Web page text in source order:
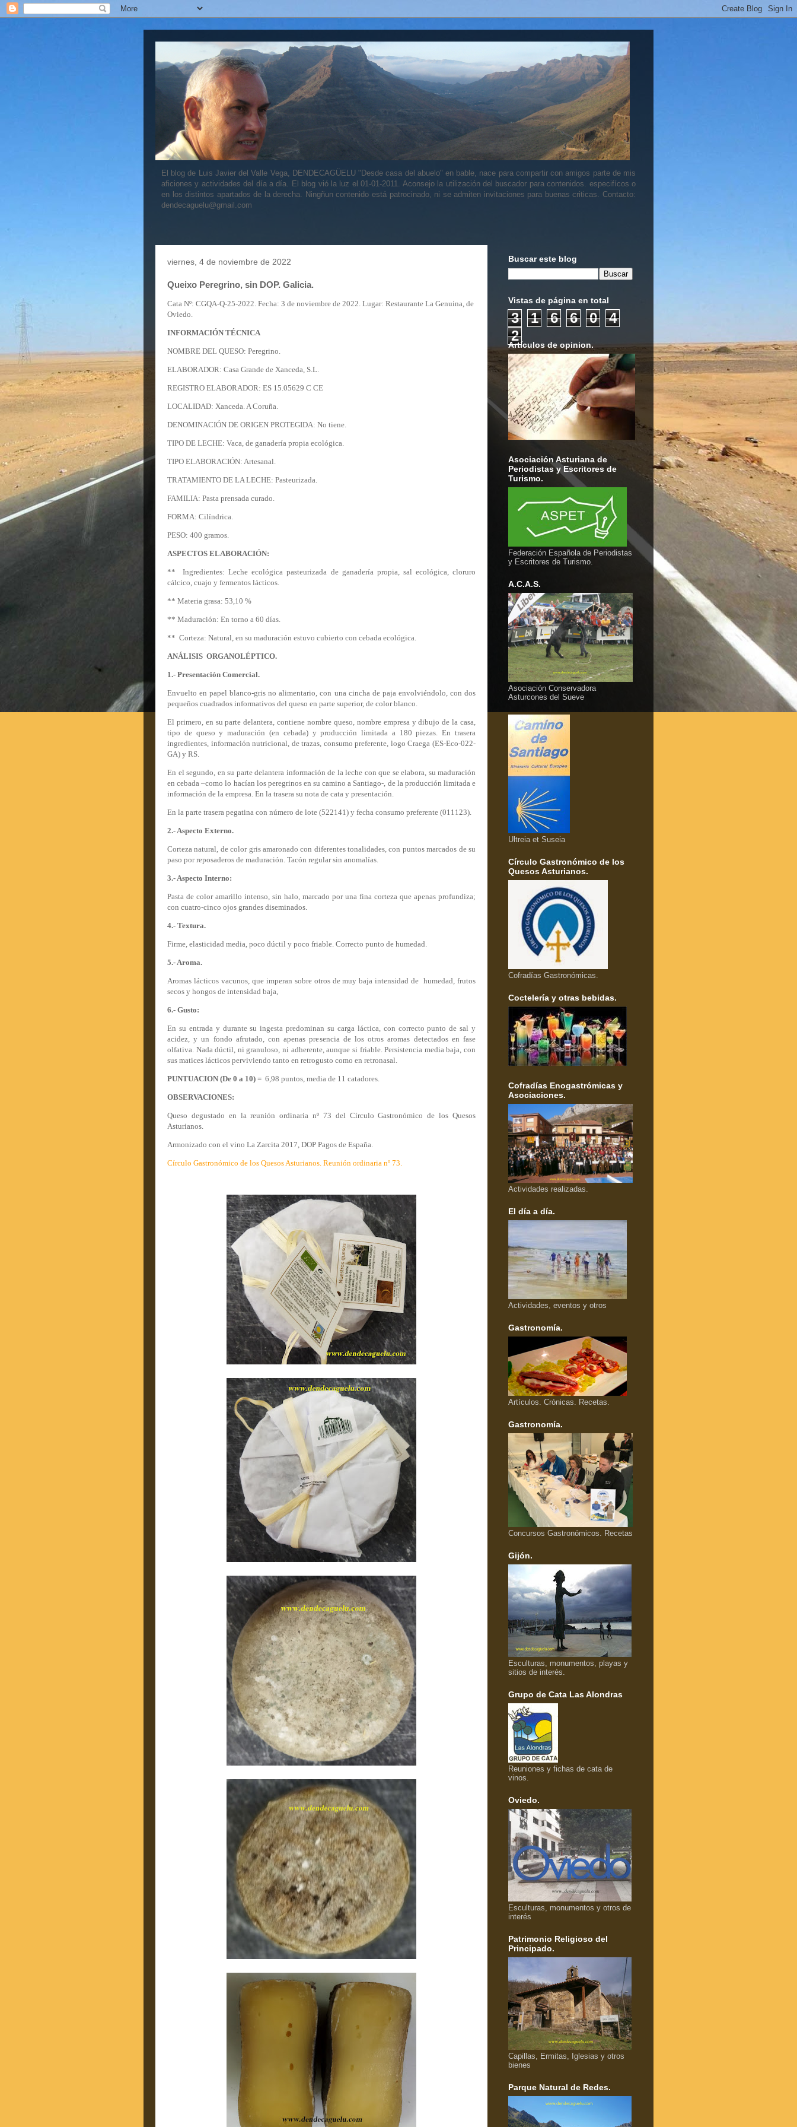
El blog de Luis Javier del Valle Vega, DENDECAGÜELU "Desde casa del abuelo" en bable, nace para compartir con amigos parte de mis
aficiones y actividades del día a día. El blog vió la luz el 01-01-2011. Aconsejo la utilización del buscador para contenidos. especifícos o
en los distintos apartados de la derecha. Ningñun contenido está patrocinado, ni se admiten invitaciones para buenas criticas. Contacto:
dendecaguelu@gmail.com
viernes, 4 de noviembre de 2022
Queixo Peregrino, sin DOP. Galicia.
Cata Nº: CGQA-Q-25-2022. Fecha: 3 de noviembre de 2022. Lugar: Restaurante La Genuina, de
Oviedo.
INFORMACIÓN TÉCNICA
NOMBRE DEL QUESO: Peregrino.
ELABORADOR: Casa Grande de Xanceda, S.L.
REGISTRO ELABORADOR: ES 15.05629 C CE
LOCALIDAD: Xanceda. A Coruña.
DENOMINACIÓN DE ORIGEN PROTEGIDA: No tiene.
TIPO DE LECHE: Vaca, de ganadería propia ecológica.
TIPO ELABORACIÓN: Artesanal.
TRATAMIENTO DE LA LECHE: Pasteurizada.
FAMILIA: Pasta prensada curado.
FORMA: Cilíndrica.
PESO: 400 gramos.
ASPECTOS ELABORACIÓN:
** Ingredientes: Leche ecológica pasteurizada de ganadería propia, sal ecológica, cloruro
cálcico, cuajo y fermentos lácticos.
** Materia grasa: 53,10 %
** Maduración: En torno a 60 días.
** Corteza: Natural, en su maduración estuvo cubierto con cebada ecológica.
ANÁLISIS ORGANOLÉPTICO.
1.- Presentación Comercial.
Envuelto en papel blanco-gris no alimentario, con una cincha de paja envolviéndolo, con dos
pequeños cuadrados informativos del queso en parte superior, de color blanco.
El primero, en su parte delantera, contiene nombre queso, nombre empresa y dibujo de la casa,
tipo de queso y maduración (en cebada) y producción limitada a 180 piezas. En trasera
ingredientes, información nutricional, de trazas, consumo preferente, logo Craega (ES-Eco-022-
GA) y RS.
En el segundo, en su parte delantera información de la leche con que se elabora, su maduración
en cebada –como lo hacían los peregrinos en su camino a Santiago-, de la producción limitada e
información de la empresa. En la trasera su nota de cata y presentación.
En la parte trasera pegatina con número de lote (522141) y fecha consumo preferente (011123).
2.- Aspecto Externo.
Corteza natural, de color gris amaronado con diferentes tonalidades, con puntos marcados de su
paso por reposaderos de maduración. Tacón regular sin anomalías.
3.- Aspecto Interno:
Pasta de color amarillo intenso, sin halo, marcado por una fina corteza que apenas profundiza;
con cuatro-cinco ojos grandes diseminados.
4.- Textura.
Firme, elasticidad media, poco dúctil y poco friable. Correcto punto de humedad.
5.- Aroma.
Aromas lácticos vacunos, que imperan sobre otros de muy baja intensidad de humedad, frutos
secos y hongos de intensidad baja,
6.- Gusto:
En su entrada y durante su ingesta predominan su carga láctica, con correcto punto de sal y
acidez, y un fondo afrutado, con apenas presencia de los otros aromas detectados en fase
olfativa. Nada dúctil, ni granuloso, ni adherente, aunque si friable. Persistencia media baja, con
sus matices lácticos perviviendo tanto en retrogusto como en retronasal.
PUNTUACION (De 0 a 10) = 6,98 puntos, media de 11 catadores.
OBSERVACIONES:
Queso degustado en la reunión ordinaria nº 73 del Círculo Gastronómico de los Quesos
Asturianos.
Armonizado con el vino La Zarcita 2017, DOP Pagos de España.
Círculo Gastronómico de los Quesos Asturianos. Reunión ordinaria nº 73.
Buscar este blog
Vistas de página en total
3 1 6 6 0
4
2
Artículos de opinion.
Asociación Asturiana de
Periodistas y Escritores de
Turismo.
Federación Española de Periodistas
y Escritores de Turismo.
A.C.A.S.
Asociación Conservadora
Asturcones del Sueve
Ultreia et Suseia
Círculo Gastronómico de los
Quesos Asturianos.
Cofradías Gastronómicas.
Coctelería y otras bebidas.
Cofradías Enogastrómicas y
Asociaciones.
Actividades realizadas.
El día a día.
Actividades, eventos y otros
Gastronomía.
Artículos. Crónicas. Recetas.
Gastronomía.
Concursos Gastronómicos. Recetas
Gijón.
Esculturas, monumentos, playas y
sitios de interés.
Grupo de Cata Las Alondras
Reuniones y fichas de cata de
vinos.
Oviedo.
Esculturas, monumentos y otros de
interés
Patrimonio Religioso del
Principado.
Capillas, Ermitas, Iglesias y otros
bienes
Parque Natural de Redes.